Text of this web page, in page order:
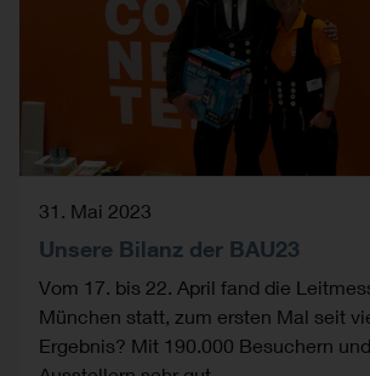
31. Mai 2023
Unsere Bilanz der BAU23
Vom 17. bis 22. April fand die
München statt, zum ersten Mal seit
Ergebnis? Mit 190.000 Besuchern